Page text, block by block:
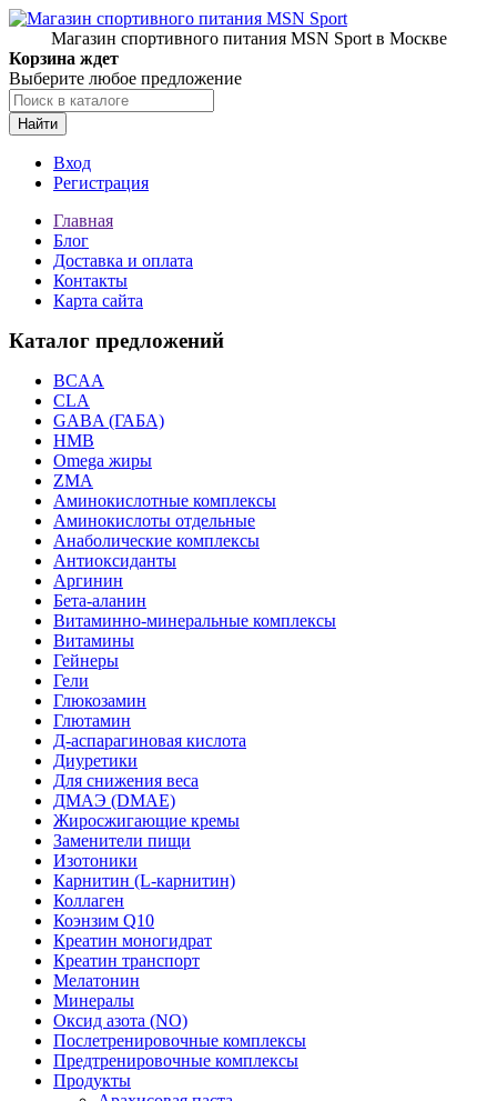
Магазин спортивного питания MSN Sport в Москве
Корзина ждет
Выберите любое предложение
Найти
Вход
Регистрация
Главная
Блог
Доставка и оплата
Контакты
Карта сайта
Каталог предложений
BCAA
CLA
GABA (ГАБА)
HMB
Omega жиры
ZMA
Аминокислотные комплексы
Аминокислоты отдельные
Анаболические комплексы
Антиоксиданты
Аргинин
Бета-аланин
Витаминно-минеральные комплексы
Витамины
Гейнеры
Гели
Глюкозамин
Глютамин
Д-аспарагиновая кислота
Диуретики
Для снижения веса
ДМАЭ (DMAE)
Жиросжигающие кремы
Заменители пищи
Изотоники
Карнитин (L-карнитин)
Коллаген
Коэнзим Q10
Креатин моногидрат
Креатин транспорт
Мелатонин
Минералы
Оксид азота (NO)
Послетренировочные комплексы
Предтренировочные комплексы
Продукты